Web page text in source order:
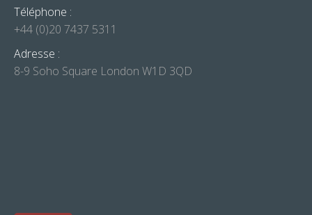
Téléphone :
+44 (0)20 7437 5311
Adresse :
8-9 Soho Square London W1D 3QD